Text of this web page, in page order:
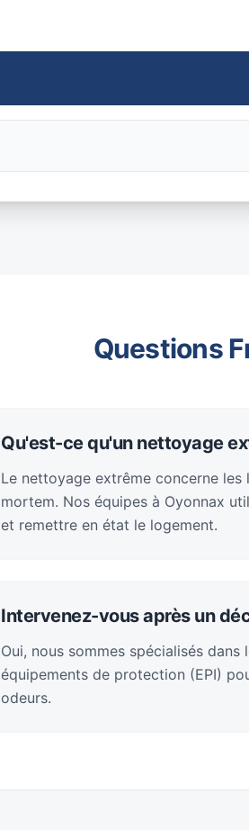
Questions
Qu'est-ce qu'un nettoyage
Le nettoyage extrême concerne
mortem. Nos équipes à Oyonnax
et remettre en état le logement.
Intervenez-vous après un
Oui, nous sommes spécialisés
équipements de protection (EPI)
odeurs.